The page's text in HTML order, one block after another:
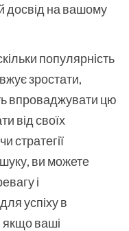
досвід на вашому
популярність
зростати,
впроваджувати цю
від своїх
стратегії
ви можете
і
успіху в
ваші